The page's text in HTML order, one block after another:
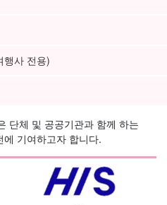
행사 전용)
단체 및 공공기관과 함께 하는
기여하고자 합니다.